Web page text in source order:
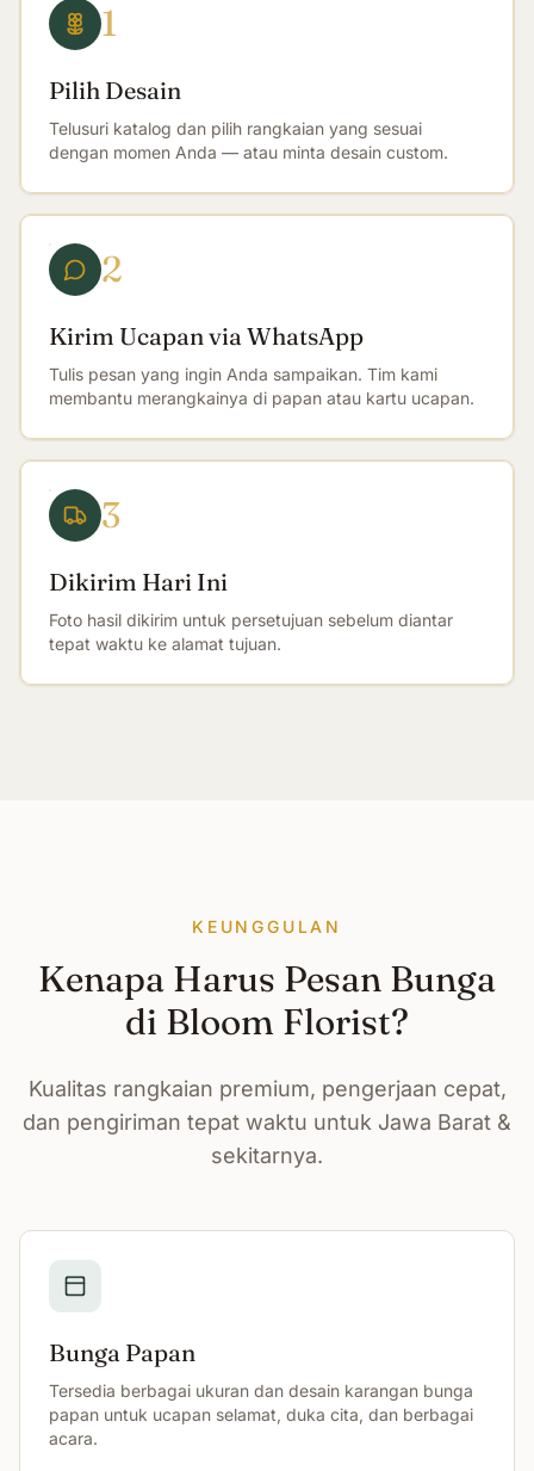
1
Pilih Desain
Telusuri katalog dan pilih rangkaian yang sesuai
dengan momen Anda — atau minta desain custom.
2
Kirim Ucapan via WhatsApp
Tulis pesan yang ingin Anda sampaikan. Tim kami
membantu merangkainya di papan atau kartu ucapan.
3
Dikirim Hari Ini
Foto hasil dikirim untuk persetujuan sebelum diantar
tepat waktu ke alamat tujuan.
KEUNGGULAN
Kenapa Harus Pesan Bunga
di Bloom Florist?
Kualitas rangkaian premium, pengerjaan cepat,
dan pengiriman tepat waktu untuk Jawa Barat &
sekitarnya.
Bunga Papan
Tersedia berbagai ukuran dan desain karangan bunga
papan untuk ucapan selamat, duka cita, dan berbagai
acara.